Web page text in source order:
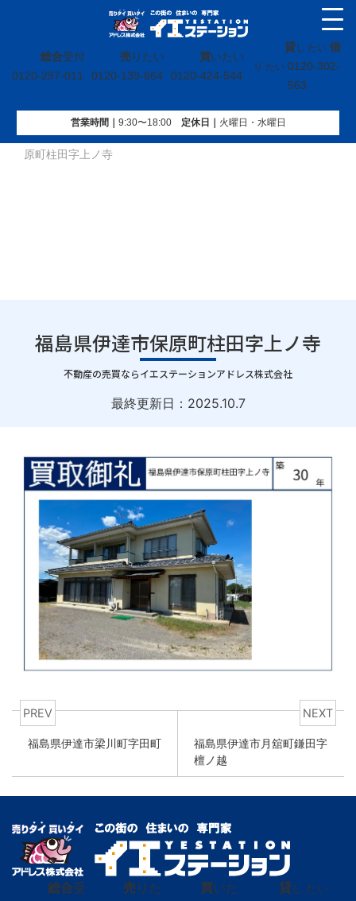
総合受付
0120-297-011
売りたい
0120-139-664
買いたい
0120-424-544
貸し たい 借
り たい 0120-302-
563
営業時間｜ 9:30〜18:00定休⽇｜ 火曜⽇・水曜⽇
イエステーション»投稿トップ»買取実績»福島県伊達市保
原町柱田字上ノ寺
福島県伊達市保原町柱田字上ノ寺
｜
不動産の売買ならイエステーションアドレス株式会社
最終更新日： 2025.10.7
PREV
福島県伊達市梁川町字田町
NEXT
福島県伊達市月舘町鎌田字
檀ノ越
総合受
売りた
買いた
貸し たい